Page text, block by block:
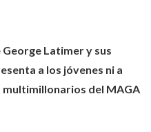
Latimer y sus
a los jóvenes ni a
del MAGA